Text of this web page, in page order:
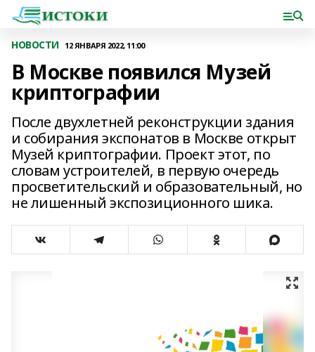
НОВОСТИ 12 ЯНВАРЯ 2022, 11:00
В Москве появился Музей
криптографии
После двухлетней реконструкции здания
и собирания экспонатов в Москве открыт
Музей криптографии. Проект этот, по
словам устроителей, в первую очередь
просветительский и образовательный, но
не лишенный экспозиционного шика.